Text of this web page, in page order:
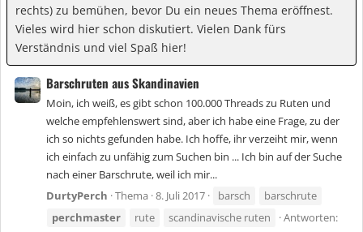
rechts) zu bemühen, bevor Du ein neues Thema eröffnest.
Vieles wird hier schon diskutiert. Vielen Dank fürs
Verständnis und viel Spaß hier!
Barschruten aus Skandinavien
Moin, ich weiß, es gibt schon 100.000 Threads zu Ruten und
welche empfehlenswert sind, aber ich habe eine Frage, zu der
ich so nichts gefunden habe. Ich hoffe, ihr verzeiht mir, wenn
ich einfach zu unfähig zum Suchen bin ... Ich bin auf der Suche
nach einer Barschrute, weil ich mir...
DurtyPerch Thema 8. Juli 2017 barsch
barschrute
perchmaster
rute scandinavische ruten
Antworten: